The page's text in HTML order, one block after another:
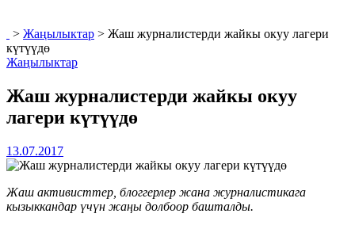
> Жаңылыктар > Жаш журналистерди жайкы окуу лагери
күтүүдө
Жаңылыктар
Жаш журналистерди жайкы окуу
лагери күтүүдө
13.07.2017
Жаш активисттер, блоггерлер жана журналистикага
кызыккандар үчүн жаңы долбоор башталды.